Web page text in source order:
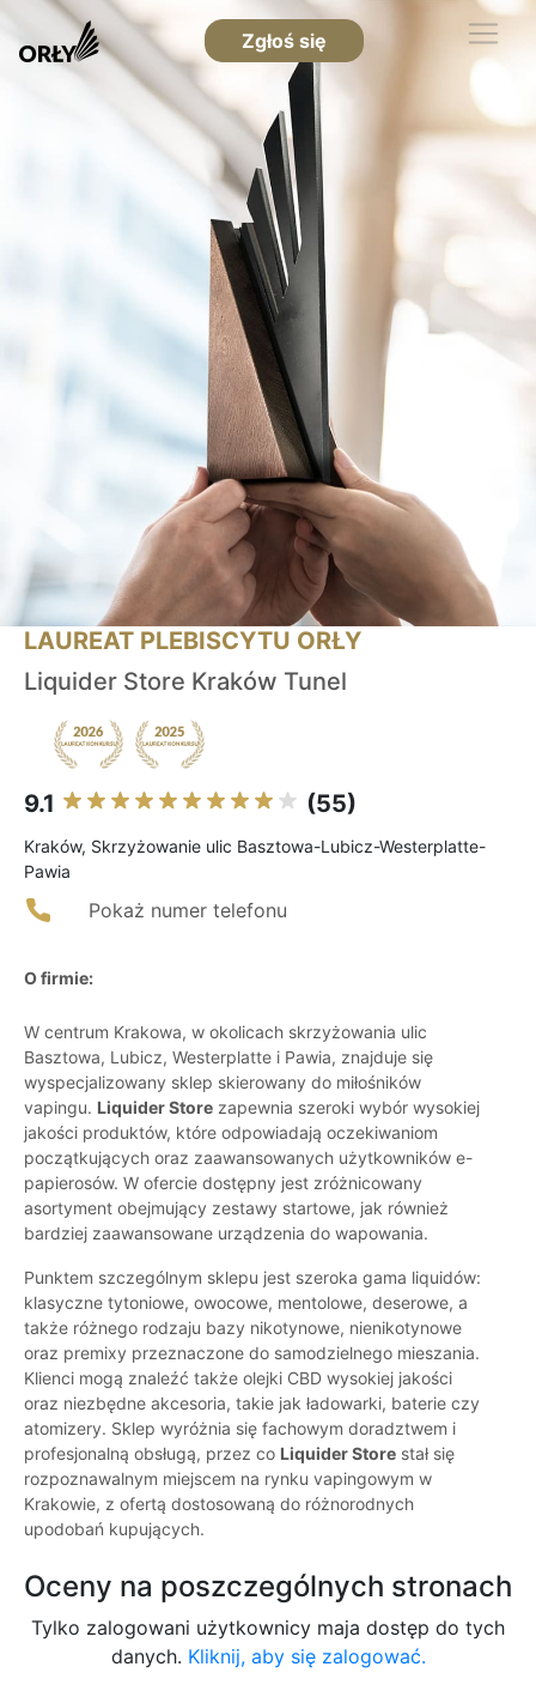
Zgłoś się
LAUREAT PLEBISCYTU ORŁY
Liquider Store Kraków Tunel
9.1 (55)
Kraków, Skrzyżowanie ulic Basztowa-Lubicz-Westerplatte-
Pawia
Pokaż numer telefonu
O firmie:
W centrum Krakowa, w okolicach skrzyżowania ulic
Basztowa, Lubicz, Westerplatte i Pawia, znajduje się
wyspecjalizowany sklep skierowany do miłośników
vapingu. Liquider Store zapewnia szeroki wybór wysokiej
jakości produktów, które odpowiadają oczekiwaniom
początkujących oraz zaawansowanych użytkowników e-
papierosów. W ofercie dostępny jest zróżnicowany
asortyment obejmujący zestawy startowe, jak również
bardziej zaawansowane urządzenia do wapowania.
Punktem szczególnym sklepu jest szeroka gama liquidów:
klasyczne tytoniowe, owocowe, mentolowe, deserowe, a
także różnego rodzaju bazy nikotynowe, nienikotynowe
oraz premixy przeznaczone do samodzielnego mieszania.
Klienci mogą znaleźć także olejki CBD wysokiej jakości
oraz niezbędne akcesoria, takie jak ładowarki, baterie czy
atomizery. Sklep wyróżnia się fachowym doradztwem i
profesjonalną obsługą, przez co Liquider Store stał się
rozpoznawalnym miejscem na rynku vapingowym w
Krakowie, z ofertą dostosowaną do różnorodnych
upodobań kupujących.
Oceny na poszczególnych stronach
Tylko zalogowani użytkownicy maja dostęp do tych
danych. Kliknij, aby się zalogować.